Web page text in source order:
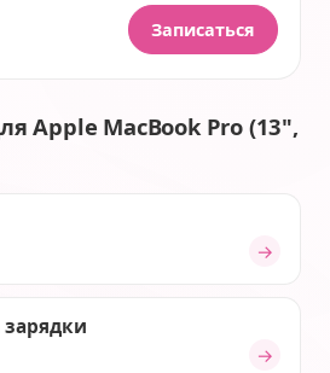
Записаться
Apple MacBook Pro (13",
→
→